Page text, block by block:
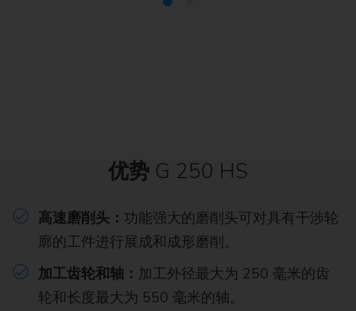
优势 G 250 HS
高速磨削头： 功能强大的磨削头可对具有干涉轮
廓的工件进行展成和成形磨削。
加工齿轮和轴： 加工外径最大为 250 毫米的齿
轮和长度最大为 550 毫米的轴。